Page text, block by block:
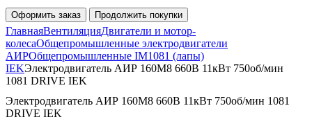
Оформить заказ Продолжить покупки
ГлавнаяВентиляцияДвигатели и мотор-
колесаОбщепромышленные электродвигатели
АИРОбщепромышленные IM1081 (лапы)
IEKЭлектродвигатель АИР 160M8 660В 11кВт 750об/мин
1081 DRIVE IEK
Электродвигатель АИР 160M8 660В 11кВт 750об/мин 1081
DRIVE IEK